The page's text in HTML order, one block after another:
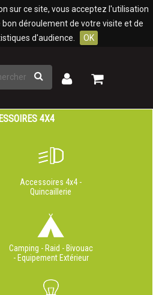
sur ce site, vous acceptez l'utilisation
déroulement de votre visite et de
d'audience.
OK
Rechercher
Mon
Mon
4X4
Accessoires 4x4 -
Quincaillerie
Camping - Raid - Bivouac
- Equipement Extérieur